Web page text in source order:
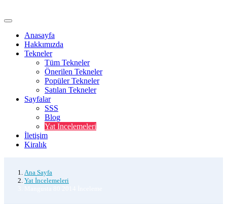
Anasayfa
Hakkımızda
Tekneler
Tüm Tekneler
Önerilen Tekneler
Popüler Tekneler
Satılan Tekneler
Sayfalar
SSS
Blog
Yat Incelemeleri
İletişim
Kiralık
Ana Sayfa
Yat İncelemeleri